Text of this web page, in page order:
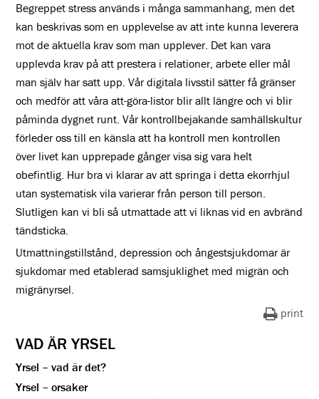
Begreppet stress används i många sammanhang, men det
kan beskrivas som en upplevelse av att inte kunna leverera
mot de aktuella krav som man upplever. Det kan vara
upplevda krav på att prestera i relationer, arbete eller mål
man själv har satt upp. Vår digitala livsstil sätter få gränser
och medför att våra att-göra-listor blir allt längre och vi blir
påminda dygnet runt. Vår kontrollbejakande samhällskultur
förleder oss till en känsla att ha kontroll men kontrollen
över livet kan upprepade gånger visa sig vara helt
obefintlig. Hur bra vi klarar av att springa i detta ekorrhjul
utan systematisk vila varierar från person till person.
Slutligen kan vi bli så utmattade att vi liknas vid en avbränd
tändsticka.
Utmattningstillstånd, depression och ångestsjukdomar är
sjukdomar med etablerad samsjuklighet med migrän och
migränyrsel.
print
VAD ÄR YRSEL
Yrsel – vad är det?
Yrsel – orsaker